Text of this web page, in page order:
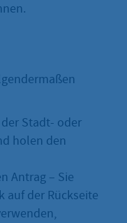
Stadt- oder
holen den
Antrag – Sie
auf der Rückseite